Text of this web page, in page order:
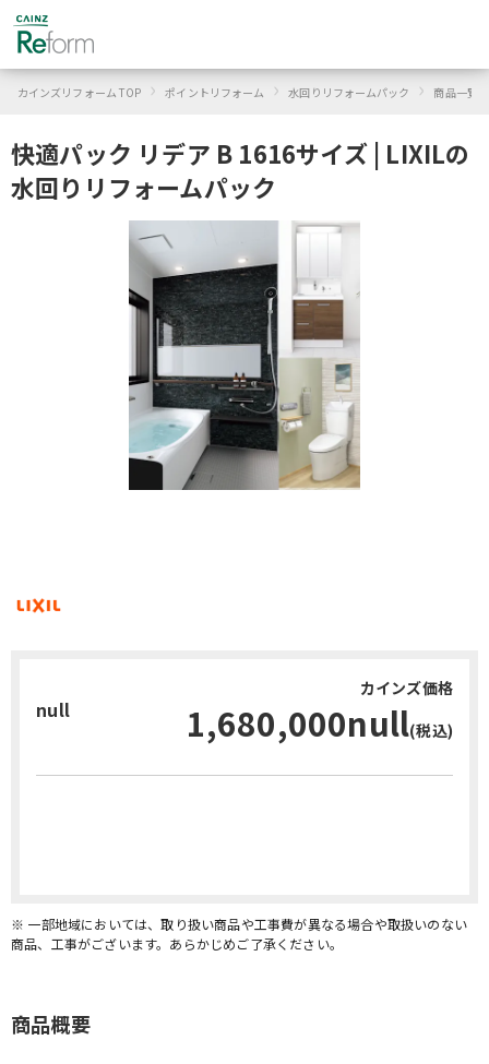
カインズリフォーム TOP › ポイントリフォーム › 水回りリフォームパック › 商品一覧
快適パック リデア B 1616サイズ | LIXILの
水回りリフォームパック
null
カインズ価格
1,680,000null(税込)
※ 一部地域においては、取り扱い商品や工事費が異なる場合や取扱いのない
商品、工事がございます。あらかじめご了承ください。
商品概要